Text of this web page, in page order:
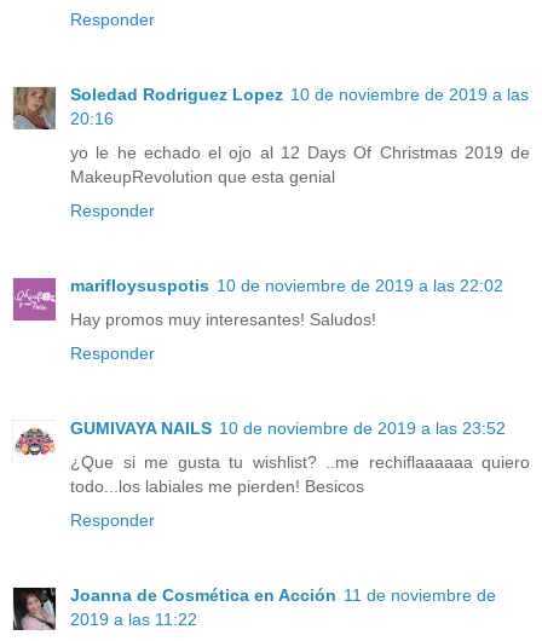
Responder
Soledad Rodriguez Lopez 10 de noviembre de 2019 a las
20:16
yo le he echado el ojo al 12 Days Of Christmas 2019 de
MakeupRevolution que esta genial
Responder
marifloysuspotis 10 de noviembre de 2019 a las 22:02
Hay promos muy interesantes! Saludos!
Responder
GUMIVAYA NAILS 10 de noviembre de 2019 a las 23:52
¿Que si me gusta tu wishlist? ..me rechiflaaaaaa quiero
todo...los labiales me pierden! Besicos
Responder
Joanna de Cosmética en Acción 11 de noviembre de
2019 a las 11:22